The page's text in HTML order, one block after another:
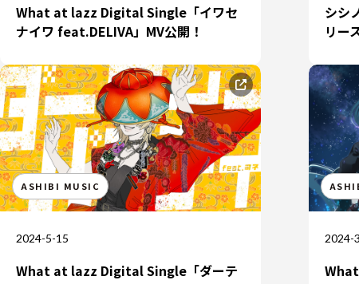
What at lazz Digital Single「イワセ
ナイワ feat.DELIVA」MV公開！
シシ
リー
ASHIBI MUSIC
2024-5-15
What at lazz Digital Single「ダーテ
2024-